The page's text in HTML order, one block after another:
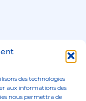
des technologies
aux informations des
nous permettra de